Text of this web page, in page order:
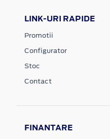
LINK-URI RAPIDE
Promotii
Configurator
Stoc
Contact
FINANTARE